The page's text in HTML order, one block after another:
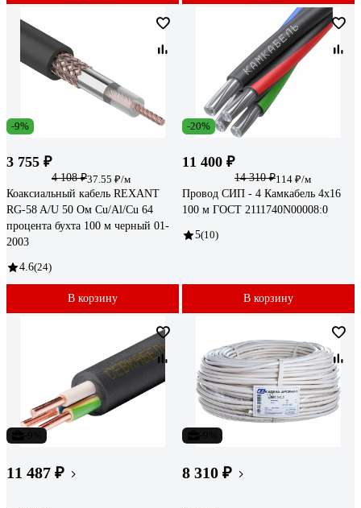
-9%
3 755 ₽
4 108 ₽37.55 ₽/м
Коаксиальный кабель REXANT
RG-58 A/U 50 Ом Cu/Al/Cu 64
процента бухта 100 м черный 01-
2003
4.6(24)
В корзину
-20%
11 400 ₽
14 310 ₽114 ₽/м
Провод СИП - 4 Камкабель 4x16
100 м ГОСТ 2111740N00008:0
5(10)
В корзину
11 487 ₽ 8 310 ₽